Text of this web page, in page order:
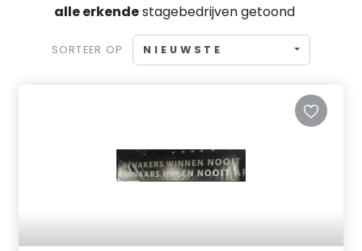
alle erkendestagebedrijven getoond
SORTEER OP NIEUWSTE